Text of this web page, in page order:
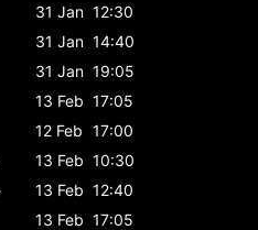
31 Jan 12:30
31 Jan 14:40
31 Jan 19:05
13 Feb 17:05
12 Feb 17:00
13 Feb 10:30
13 Feb 12:40
13 Feb 17:05